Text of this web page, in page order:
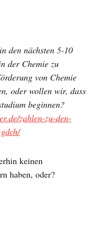
den nächsten 5-10
der Chemie zu
von Chemie
oder wollen wir, dass
beginnen?
zahlen-zu-den-
keinen
haben, oder?